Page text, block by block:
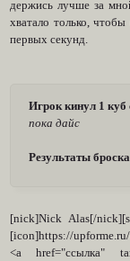
держись лучше за
хватало только,
первых секунд.
Игрок кинул 1 куб
пока дайс
Результаты броска
[nick]Nick Alas[/
[icon]https://
<a href="ссылка"